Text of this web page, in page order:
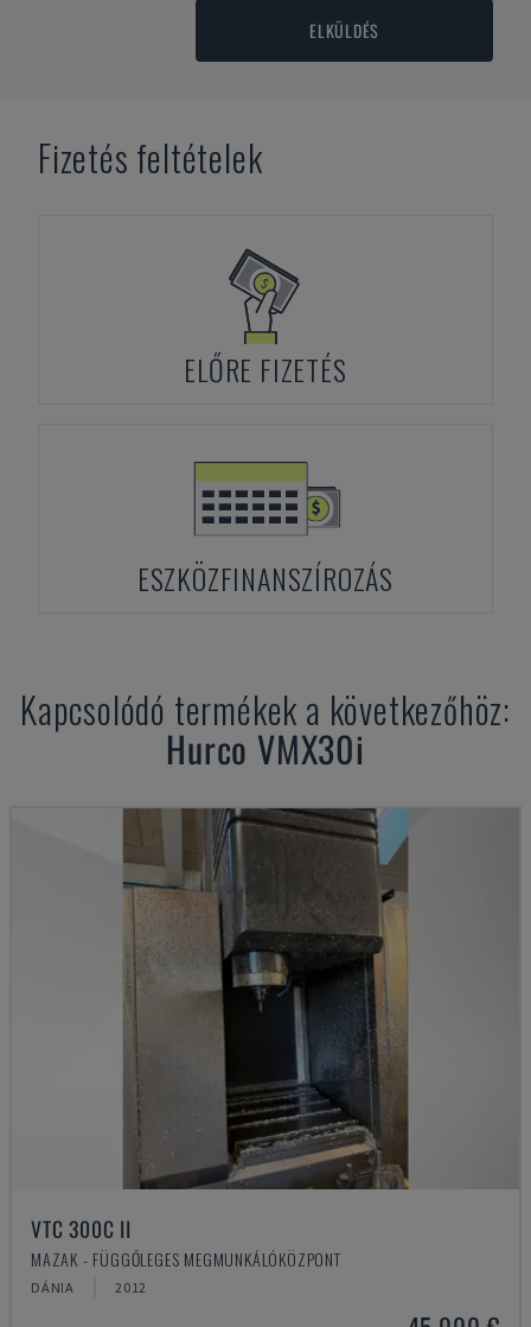
ELKÜLDÉS
Fizetés feltételek
ELŐRE FIZETÉS
ESZKÖZFINANSZÍROZÁS
Kapcsolódó termékek a következőhöz:
Hurco VMX30i
VTC 300C II
MAZAK - FÜGGŐLEGES MEGMUNKÁLÓKÖZPONT
DÁNIA 2012